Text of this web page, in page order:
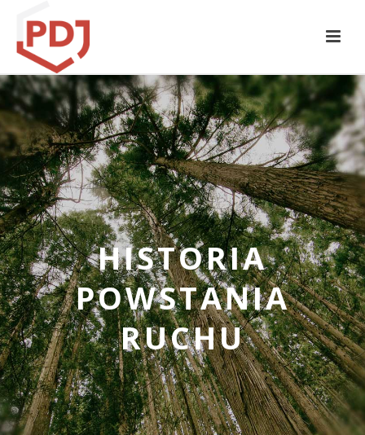
HISTORIA
POWSTANIA
RUCHU